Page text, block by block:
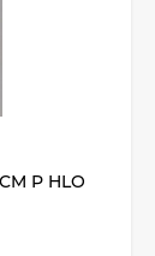
P HLO